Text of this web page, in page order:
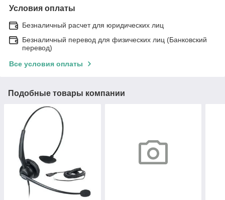
Условия оплаты
Безналичный расчет для юридических лиц
Безналичный перевод для физических лиц (Банковский
перевод)
Все условия оплаты
Подобные товары компании